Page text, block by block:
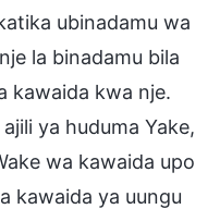
ubinadamu wa
la binadamu bila
kawaida kwa nje.
ya huduma Yake,
wa kawaida upo
kawaida ya uungu